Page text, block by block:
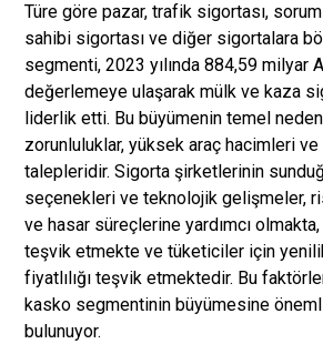
Türe göre pazar, trafik sigortası,
sahibi sigortası ve diğer sigortalara
segmenti, 2023 yılında 884,59 milyar
değerlemeye ulaşarak mülk ve kaza
liderlik etti. Bu büyümenin temel
zorunluluklar, yüksek araç hacimleri ve
talepleridir. Sigorta şirketlerinin
seçenekleri ve teknolojik gelişmeler,
ve hasar süreçlerine yardımcı
teşvik etmekte ve tüketiciler için
fiyatlılığı teşvik etmektedir. Bu
kasko segmentinin büyümesine
bulunuyor.